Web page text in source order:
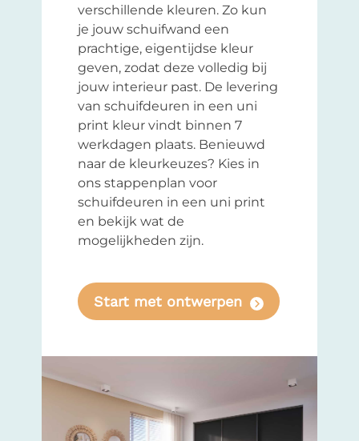
verschillende kleuren. Zo kun
je jouw schuifwand een
prachtige, eigentijdse kleur
geven, zodat deze volledig bij
jouw interieur past. De levering
van schuifdeuren in een uni
print kleur vindt binnen 7
werkdagen plaats. Benieuwd
naar de kleurkeuzes? Kies in
ons stappenplan voor
schuifdeuren in een uni print
en bekijk wat de
mogelijkheden zijn.
Start met ontwerpen